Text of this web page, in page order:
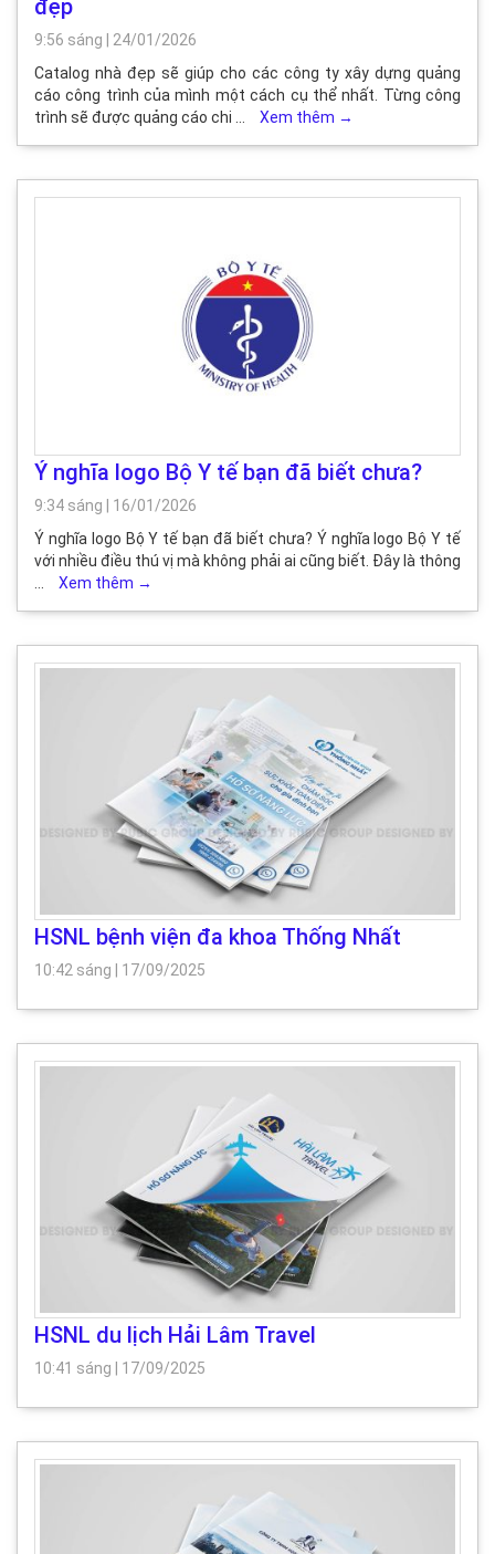
đẹp
9:56 sáng
24/01/2026
Catalog nhà đẹp sẽ giúp cho các công ty xây dựng quảng
cáo công trình của mình một cách cụ thể nhất. Từng công
trình sẽ được quảng cáo chi …
Xem thêm →
Ý nghĩa logo Bộ Y tế bạn đã biết chưa?
9:34 sáng | 16/01/2026
Ý nghĩa logo Bộ Y tế bạn đã biết chưa? Ý nghĩa logo Bộ Y tế
với nhiều điều thú vị mà không phải ai cũng biết. Đây là thông
Xem thêm →
HSNL bệnh viện đa khoa Thống Nhất
10:42 sáng 17/09/2025
HSNL du lịch Hải Lâm Travel
10:41 sáng 17/09/2025